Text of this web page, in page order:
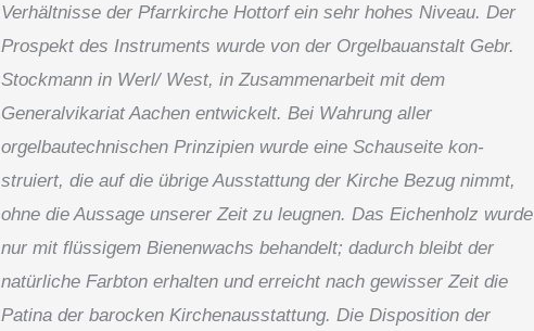
Verhältnisse der Pfarrkirche Hottorf ein sehr hohes Niveau. Der
Prospekt des Instruments wurde von der Orgelbauanstalt Gebr.
Stockmann in Werl/ West, in Zusammenarbeit mit dem
Generalvikariat Aachen entwickelt. Bei Wahrung aller
orgelbautechnischen Prinzipien wurde eine Schauseite kon­
struiert, die auf die übrige Aus­stattung der Kirche Bezug nimmt,
ohne die Aussage unserer Zeit zu leugnen. Das Eichenholz wurde
nur mit flüssigem Bie­nenwachs behandelt; dadurch bleibt der
natürliche Farbton erhalten und erreicht nach gewisser Zeit die
Patina der barocken Kirchenausstattung. Die Disposition der